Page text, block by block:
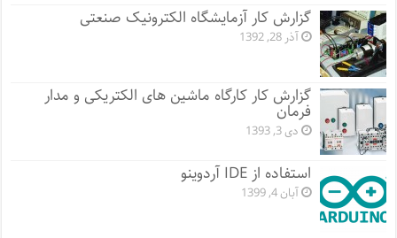
گزارش کار آزمایشگاه الکترونیک صنعتی
آذر 28, 1392
گزارش کار کارگاه ماشین های الکتریکی و مدار
فرمان
دی 3, 1393
استفاده از IDE آردوینو
آبان 4, 1399